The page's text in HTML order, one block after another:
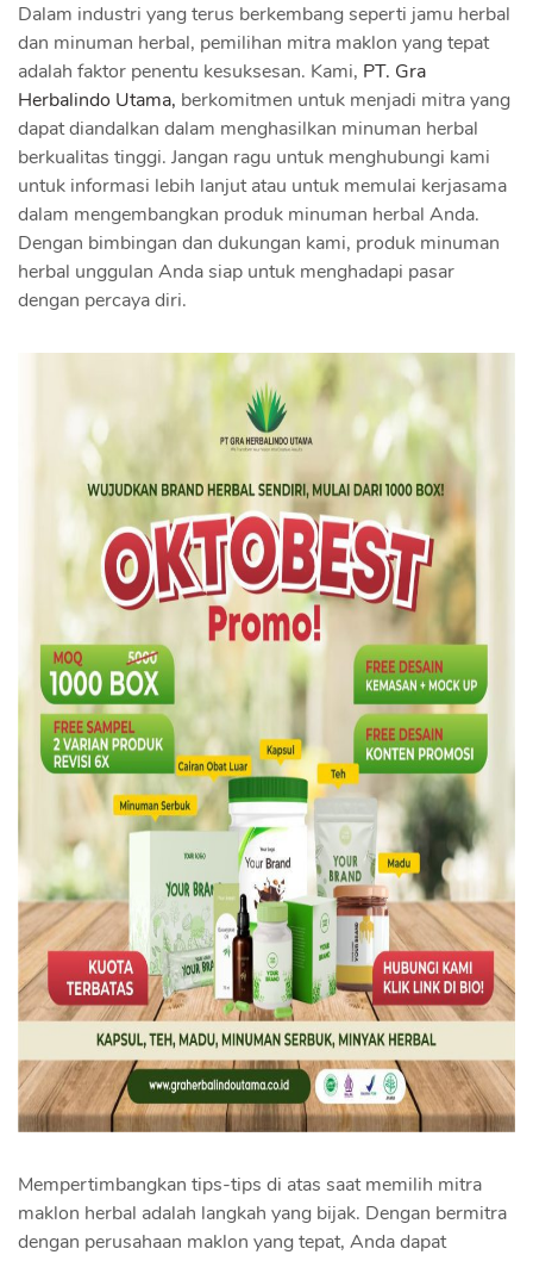
Dalam industri yang terus berkembang seperti jamu herbal
dan minuman herbal, pemilihan mitra maklon yang tepat
adalah faktor penentu kesuksesan. Kami, PT. Gra
Herbalindo Utama, berkomitmen untuk menjadi mitra yang
dapat diandalkan dalam menghasilkan minuman herbal
berkualitas tinggi. Jangan ragu untuk menghubungi kami
untuk informasi lebih lanjut atau untuk memulai kerjasama
dalam mengembangkan produk minuman herbal Anda.
Dengan bimbingan dan dukungan kami, produk minuman
herbal unggulan Anda siap untuk menghadapi pasar
dengan percaya diri.
Mempertimbangkan tips-tips di atas saat memilih mitra
maklon herbal adalah langkah yang bijak. Dengan bermitra
dengan perusahaan maklon yang tepat, Anda dapat